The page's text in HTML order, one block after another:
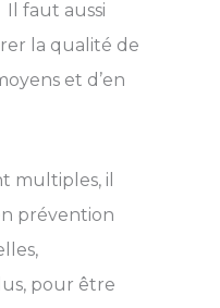
Il faut aussi
la qualité de
et d’en
multiples, il
prévention
pour être